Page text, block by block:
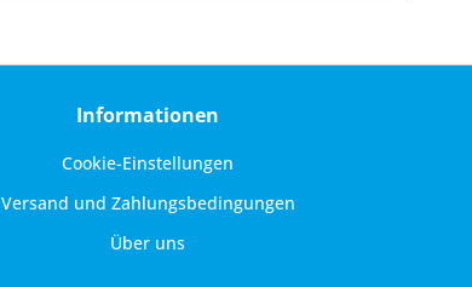
Informationen
Cookie-Einstellungen
Versand und Zahlungsbedingungen
Über uns